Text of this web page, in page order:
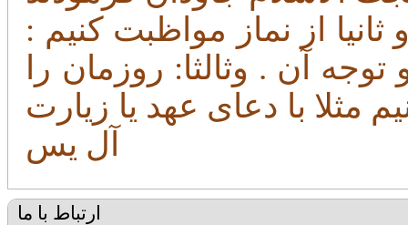
ثانیا از نماز مواظبت کنیم :
آن . وثالثا: روزمان را
مثلا با دعای عهد یا زیارت
آل یس
ارتباط با ما